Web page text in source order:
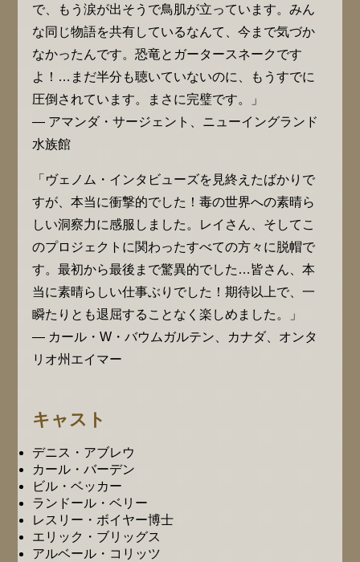
で、もう涙が出そうで鳥肌が立っています。みん
な同じ物語を共有しているなんて、今まで気づか
なかったんです。恐竜とガータースネークです
よ！…まだ半分も聴いていないのに、もうすでに
圧倒されています。まさに完璧です。」
— アマンダ・サージェント、ニューイングランド
水族館
「ヴェノム・インタビューズを見終えたばかりで
すが、本当に衝撃的でした！毒の世界への素晴ら
しい洞察力に感服しました。レイさん、そしてこ
のプロジェクトに関わったすべての方々に脱帽で
す。最初から最後まで驚異的でした…皆さん、本
当に素晴らしい仕事ぶりでした！期待以上で、一
瞬たりとも退屈することなく楽しめました。」
— カール・W・バウムガルテン、カナダ、オンタ
リオ州エイマー
キャスト
デニス・アブレウ
カール・バーデン
ビル・ベッカー
ランドール・ベリー
レスリー・ボイヤー博士
エリック・ブリッグス
アルベール・コリッツ